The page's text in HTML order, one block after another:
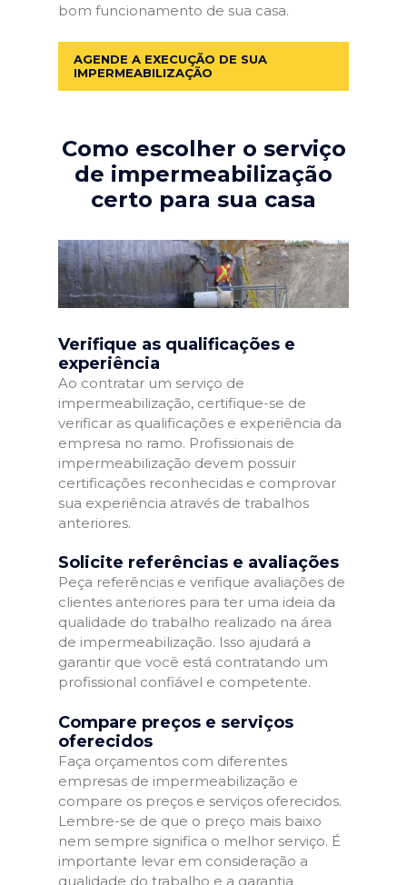
bom funcionamento de sua casa.
AGENDE A EXECUÇÃO DE SUA
IMPERMEABILIZAÇÃO
Como escolher o serviço
de impermeabilização
certo para sua casa
Verifique as qualificações e
experiência
Ao contratar um serviço de
impermeabilização, certifique-se de
verificar as qualificações e experiência da
empresa no ramo. Profissionais de
impermeabilização devem possuir
certificações reconhecidas e comprovar
sua experiência através de trabalhos
anteriores.
Solicite referências e avaliações
Peça referências e verifique avaliações de
clientes anteriores para ter uma ideia da
qualidade do trabalho realizado na área
de impermeabilização. Isso ajudará a
garantir que você está contratando um
profissional confiável e competente.
Compare preços e serviços
oferecidos
Faça orçamentos com diferentes
empresas de impermeabilização e
compare os preços e serviços oferecidos.
Lembre-se de que o preço mais baixo
nem sempre significa o melhor serviço. É
importante levar em consideração a
qualidade do trabalho e a garantia